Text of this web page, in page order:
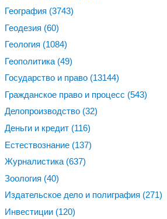
География (3743)
Геодезия (60)
Геология (1084)
Геополитика (49)
Государство и право (13144)
Гражданское право и процесс (543)
Делопроизводство (32)
Деньги и кредит (116)
Естествознание (137)
Журналистика (637)
Зоология (40)
Издательское дело и полиграфия (271)
Инвестиции (120)